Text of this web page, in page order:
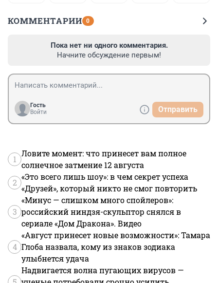
КОММЕНТАРИИ 0
Пока нет ни одного комментария.
Начните обсуждение первым!
Гость
Войти
Отправить
1
Ловите момент: что принесет вам полное
солнечное затмение 12 августа
2
«Это всего лишь шоу»: в чем секрет успеха
«Друзей», который никто не смог повторить
3
«Минус — слишком много спойлеров»:
российский ниндзя-скульптор снялся в
сериале «Дом Дракона». Видео
4
«Август принесет новые возможности»: Тамара
Глоба назвала, кому из знаков зодиака
улыбнется удача
Надвигается волна пугающих вирусов —